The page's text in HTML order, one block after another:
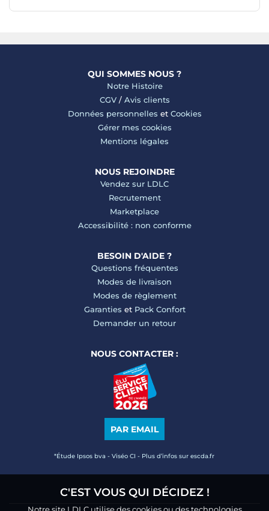
C'EST VOUS QUI DÉCIDEZ !
QUI SOMMES NOUS ?
Notre Histoire
CGV/ Avis clients
Données personnelles et Cookies
Gérer mes cookies
Mentions légales
NOUS REJOINDRE
Vendez sur LDLC
Recrutement
Marketplace
Accessibilité : non conforme
BESOIN D'AIDE ?
Questions fréquentes
Modes de livraison
Modes de règlement
Garanties et Pack Confort
Demander un retour
NOUS CONTACTER :
PAR EMAIL
*Étude Ipsos bva - Viséo CI - Plus d’infos sur escda.fr